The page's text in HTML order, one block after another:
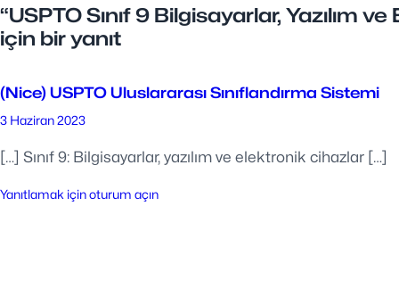
“USPTO Sınıf 9 Bilgisayarlar, Yazılım
için bir yanıt
(Nice) USPTO Uluslararası Sınıflandırma Sistemi
3 Haziran 2023
[…] Sınıf 9: Bilgisayarlar, yazılım ve elektronik cihazlar […]
Yanıtlamak için oturum açın